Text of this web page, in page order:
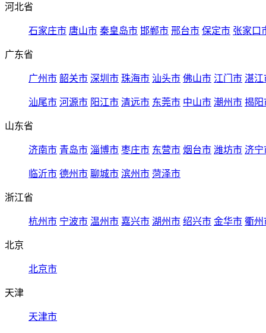
河北省
石家庄市 唐山市 秦皇岛市 邯郸市 邢台市 保定市 张家口
广东省
广州市 韶关市 深圳市 珠海市 汕头市 佛山市 江门市 湛江
汕尾市 河源市 阳江市 清远市 东莞市 中山市 潮州市 揭阳
山东省
济南市 青岛市 淄博市 枣庄市 东营市 烟台市 潍坊市 济宁
临沂市 德州市 聊城市 滨州市 菏泽市
浙江省
杭州市 宁波市 温州市 嘉兴市 湖州市 绍兴市 金华市 衢州
北京
北京市
天津
天津市